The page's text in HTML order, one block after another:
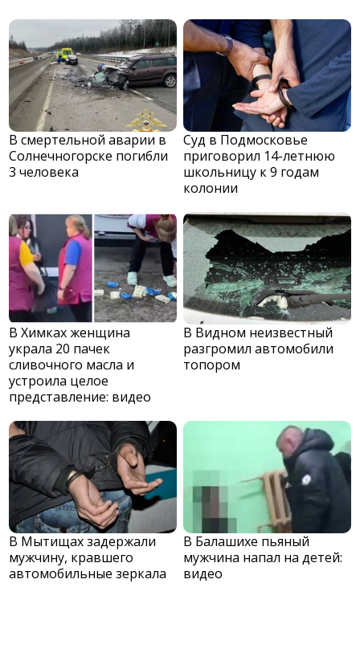
В смертельной аварии в
Солнечногорске погибли
3 человека
Суд в Подмосковье
приговорил 14-летнюю
школьницу к 9 годам
колонии
В Химках женщина
украла 20 пачек
сливочного масла и
устроила целое
представление: видео
В Видном неизвестный
разгромил автомобили
топором
В Мытищах задержали
мужчину, кравшего
автомобильные зеркала
В Балашихе пьяный
мужчина напал на детей:
видео